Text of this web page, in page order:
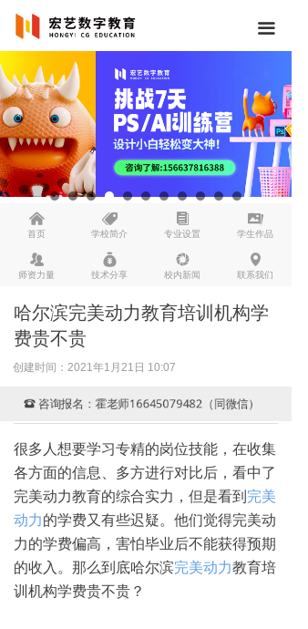
낀
首页
뀄
学校简介
뀴
专业设置
끡
学生作品
뀡
师资力量
낐
技术分享
넆
校内新闻
넹
联系我们
끀
哈尔滨完美动力教育培训机构学
费贵不贵
创建时间： 2021年1月21日 10:07
很多人想要学习专精的岗位技能，在收集
各方面的信息、多方进行对比后，看中了
完美动力教育的综合实力，但是看到完美
动力的学费又有些迟疑。他们觉得完美动
力的学费偏高，害怕毕业后不能获得预期
的收入。那么到底哈尔滨完美动力教育培
训机构学费贵不贵？
뀰 咨询报名：霍老师16645079482（同微信）